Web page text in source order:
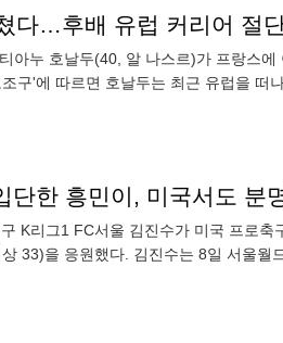
아누 호날두(40, 알 나스르)가 프랑스
구'에 따르면 호날두는 최근 유럽을 떠
단한 흥민이, 미국서도 분
K리그1 FC서울 김진수가 미국 프로
33)을 응원했다. 김진수는 8일 서울월